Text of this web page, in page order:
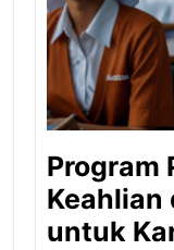
Program
Keahlian
untuk